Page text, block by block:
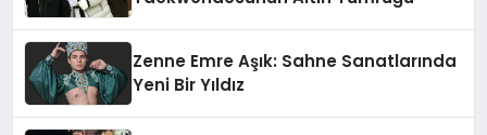
Zenne Emre Aşık: Sahne Sanatlarında
Yeni Bir Yıldız